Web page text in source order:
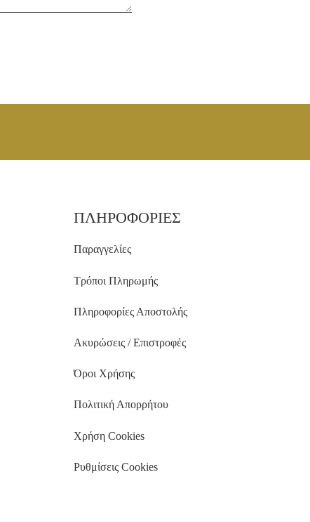
ΠΛΗΡΟΦΟΡΙΕΣ
Παραγγελίες
Τρόποι Πληρωμής
Πληροφορίες Αποστολής
Ακυρώσεις / Επιστροφές
Όροι Χρήσης
Πολιτική Απορρήτου
Χρήση Cookies
Ρυθμίσεις Cookies